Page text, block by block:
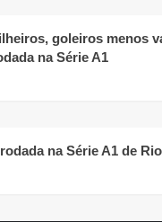
goleiros menos
na Série A1
na Série A1 de